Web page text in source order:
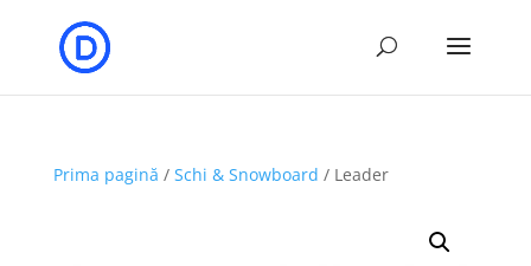
Prima pagină / Schi & Snowboard / Leader